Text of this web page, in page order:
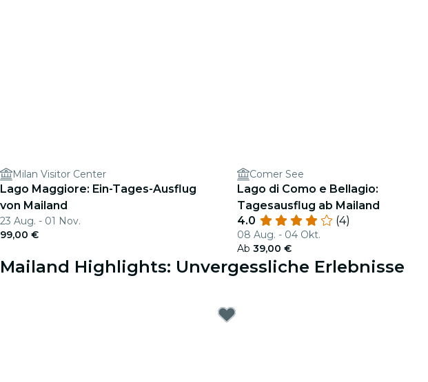
Milan Visitor Center
Lago Maggiore: Ein-Tages-Ausflug
von Mailand
23 Aug. - 01 Nov.
99,00 €
Comer See
Lago di Como e Bellagio:
Tagesausflug ab Mailand
4.0
(4)
08 Aug. - 04 Okt.
Ab 39,00 €
Mailand Highlights: Unvergessliche Erlebnisse